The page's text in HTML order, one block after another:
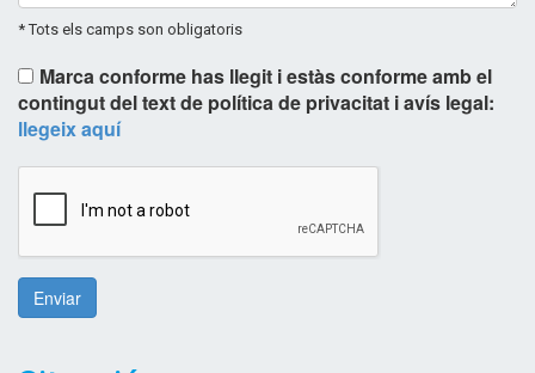
* Tots els camps son obligatoris
Marca conforme has llegit i estàs conforme amb el
contingut del text de política de privacitat i avís legal:
llegeix aquí
Enviar